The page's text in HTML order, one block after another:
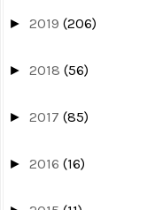
► 2019 (206)
► 2018 (56)
► 2017 (85)
► 2016 (16)